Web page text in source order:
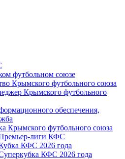
футбольном союзе
Крымского футбольного союза
Крымского футбольного
обеспечения,
Крымского футбольного союза
лиги КФС
КФС 2026 года
КФС 2026 года